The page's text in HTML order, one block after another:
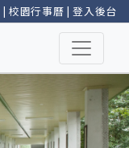
| 校園行事曆 |登入後台